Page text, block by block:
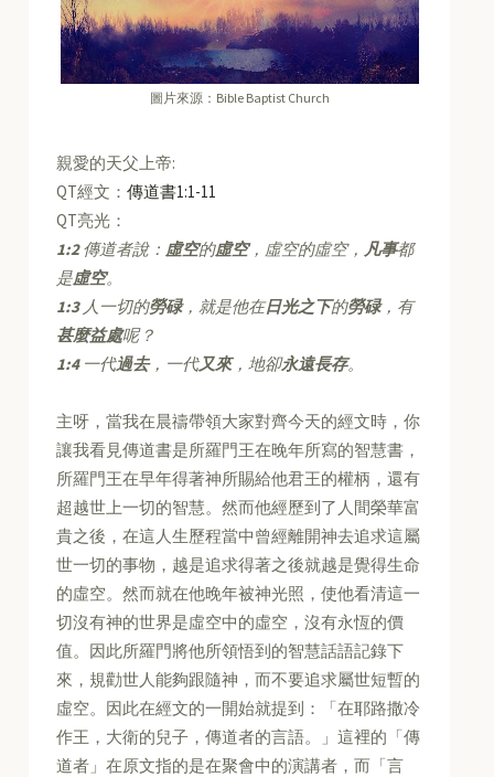
圖片來源：Bible Baptist Church
親愛的天父上帝:
QT經文：傳道書1:1-11
QT亮光：
1:2傳道者說： 虛空的虛空，虛空的虛空， 凡事都
是虛空。
1:3人一切的勞碌，就是他在日光之下的勞碌，有
甚麼益處呢？
1:4一代過去，一代又來，地卻永遠長存。
主呀，當我在晨禱帶領大家對齊今天的經文時，你
讓我看見傳道書是所羅門王在晚年所寫的智慧書，
所羅門王在早年得著神所賜給他君王的權柄，還有
超越世上一切的智慧。然而他經歷到了人間榮華富
貴之後，在這人生歷程當中曾經離開神去追求這屬
世一切的事物，越是追求得著之後就越是覺得生命
的虛空。然而就在他晚年被神光照，使他看清這一
切沒有神的世界是虛空中的虛空，沒有永恆的價
值。因此所羅門將他所領悟到的智慧話語記錄下
來，規勸世人能夠跟隨神，而不要追求屬世短暫的
虛空。因此在經文的一開始就提到：「在耶路撒冷
作王，大衛的兒子，傳道者的言語。」這裡的「傳
道者」在原文指的是在聚會中的演講者，而「言